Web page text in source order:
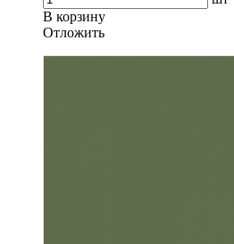
В корзину
Oтложить